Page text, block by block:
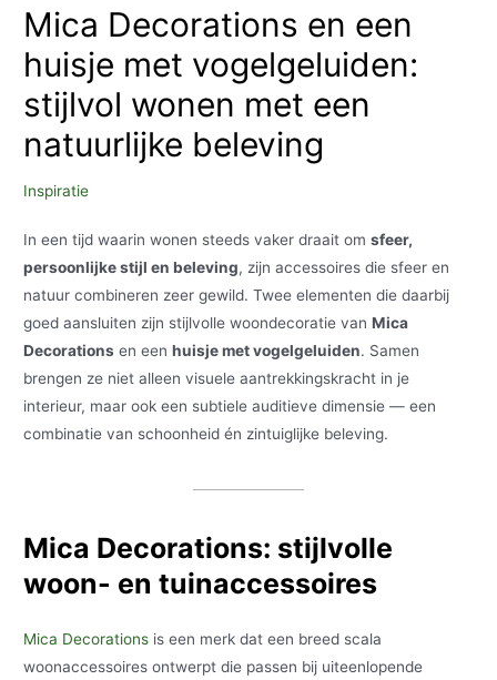
Mica Decorations en een
huisje met vogelgeluiden:
stijlvol wonen met een
natuurlijke beleving
Inspiratie
In een tijd waarin wonen steeds vaker draait omsfeer,
persoonlijke stijl en beleving, zijn accessoires die sfeer en
natuur combineren zeer gewild. Twee elementen die daarbij
goed aansluiten zijn stijlvolle woondecoratie vanMica
Decorations en eenhuisje met vogelgeluiden. Samen
brengen ze niet alleen visuele aantrekkingskracht in je
interieur, maar ook een subtiele auditieve dimensie — een
combinatie van schoonheid én zintuiglijke beleving.
Mica Decorations: stijlvolle
woon- en tuinaccessoires
Mica Decorations is een merk dat een breed scala
woonaccessoires ontwerpt die passen bij uiteenlopende